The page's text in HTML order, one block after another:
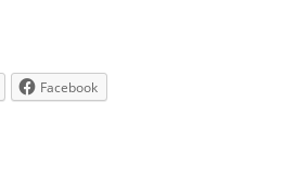
Facebook